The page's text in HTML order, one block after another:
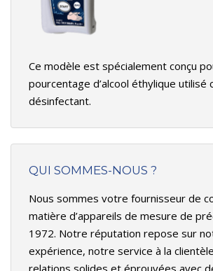
Ce modèle est spécialement conçu
pourcentage d’alcool éthylique utilisé
désinfectant.
QUI SOMMES-NOUS ?
Nous sommes votre fournisseur de
matière d’appareils de mesure de
1972. Notre réputation repose sur
expérience, notre service à la